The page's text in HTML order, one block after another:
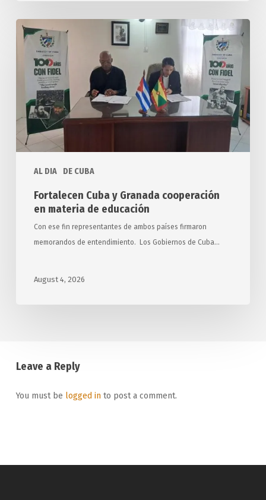
AL DIA DE CUBA
Fortalecen
Cuba
Granada
cooperación
materia
educación
Fortalecen Cuba y Granada cooperación
en materia de educación
Con ese fin representantes de ambos países firmaron
memorandos de entendimiento. Los Gobiernos de Cuba…
August 4, 2026
Leave a Reply
You must be logged into post a comment.